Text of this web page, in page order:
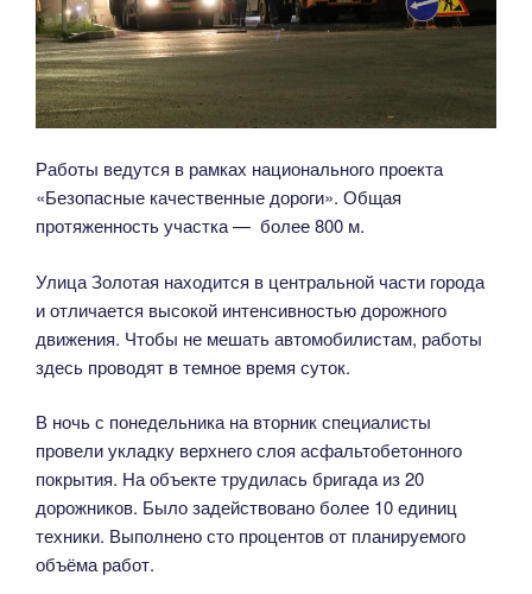
Работы ведутся в рамках национального проекта
«Безопасные качественные дороги». Общая
протяженность участка — более 800 м.
Улица Золотая находится в центральной части города
и отличается высокой интенсивностью дорожного
движения. Чтобы не мешать автомобилистам, работы
здесь проводят в темное время суток.
В ночь с понедельника на вторник специалисты
провели укладку верхнего слоя асфальтобетонного
покрытия. На объекте трудилась бригада из 20
дорожников. Было задействовано более 10 единиц
техники. Выполнено сто процентов от планируемого
объёма работ.